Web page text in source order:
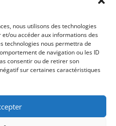
nous utilisons des technologies
ou accéder aux informations des
technologies nous permettra de
de navigation ou les ID
consentir ou de retirer son
sur certaines caractéristiques